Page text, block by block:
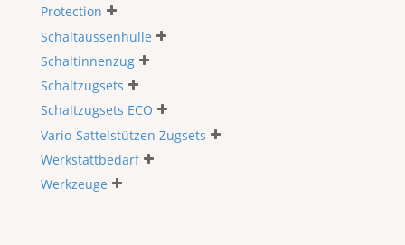
Protection
Schaltaussenhülle
Schaltinnenzug
Schaltzugsets
Schaltzugsets ECO
Vario-Sattelstützen Zugsets
Werkstattbedarf
Werkzeuge